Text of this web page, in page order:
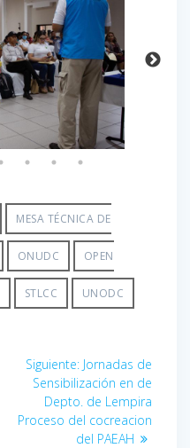
MESA TÉCNICA DE
ONUDC OPEN
STLCC UNODC
Siguiente: Jornadas de
Sensibilización en de
Depto. de Lempira
Proceso del cocreacion
del PAEAH